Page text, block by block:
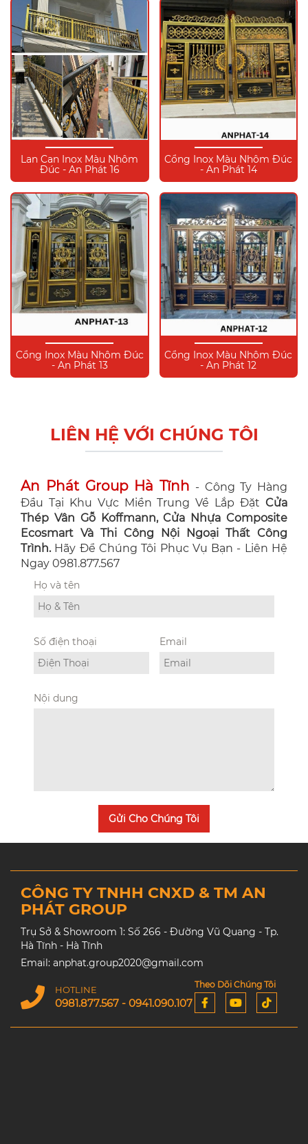
Lan Can Inox Màu Nhôm
Đúc - An Phát 16
Cổng Inox Màu Nhôm Đúc
- An Phát 14
Cổng Inox Màu Nhôm Đúc
- An Phát 13
Cổng Inox Màu Nhôm Đúc
- An Phát 12
LIÊN HỆ VỚI CHÚNG TÔI
An Phát Group Hà Tĩnh - Công Ty Hàng
Đầu Tại Khu Vực Miền Trung Về Lắp Đặt Cửa
Thép Vân Gỗ Koffmann, Cửa Nhựa Composite
Ecosmart Và Thi Công Nội Ngoại Thất Công
Trình. Hãy Để Chúng Tôi Phục Vụ Bạn - Liên Hệ
Ngay 0981.877.567
Họ và tên
Số điện thoại Email
Nội dung
Gửi Cho Chúng Tôi
CÔNG TY TNHH CNXD & TM AN
PHÁT GROUP
Trụ Sở & Showroom 1: Số 266 - Đường Vũ Quang - Tp.
Hà Tĩnh - Hà Tĩnh
Email: anphat.group2020@gmail.com
HOTLINE
0981.877.567 - 0941.090.107
Theo Dõi Chúng Tôi